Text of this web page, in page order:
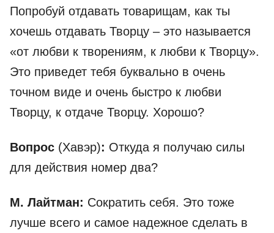
Попробуй отдавать товарищам, как ты
хочешь отдавать Творцу – это называется
«от любви к творениям, к любви к Творцу».
Это приведет тебя буквально в очень
точном виде и очень быстро к любви
Творцу, к отдаче Творцу. Хорошо?
Вопрос (Хавэр): Откуда я получаю силы
для действия номер два?
М. Лайтман: Сократить себя. Это тоже
лучше всего и самое надежное сделать в